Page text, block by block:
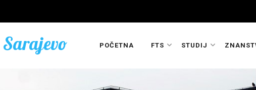
Sarajevo POČETNA FTS STUDIJ